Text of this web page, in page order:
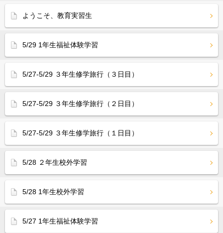
ようこそ、教育実習生
5/29 1年生福祉体験学習
5/27-5/29 ３年生修学旅行（３日目）
5/27-5/29 ３年生修学旅行（２日目）
5/27-5/29 ３年生修学旅行（１日目）
5/28 ２年生校外学習
5/28 1年生校外学習
5/27 1年生福祉体験学習